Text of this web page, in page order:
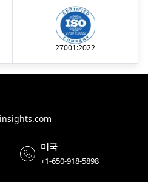
27001:2022
미국
+1-650-918-5898